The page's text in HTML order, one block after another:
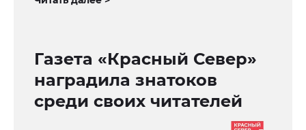
Газета «Красный Север»
наградила знатоков
среди своих читателей